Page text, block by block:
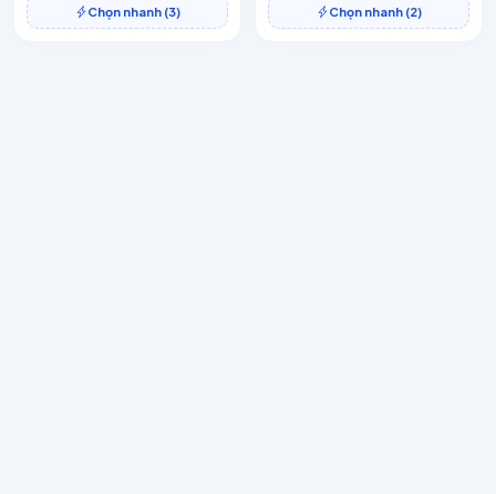
Chọn nhanh (3) Chọn nhanh (2)